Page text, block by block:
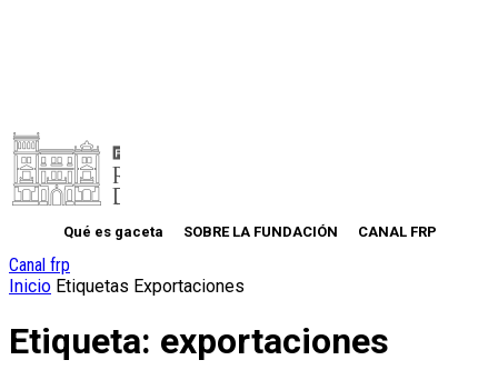
Qué es gaceta SOBRE LA FUNDACIÓN CANAL FRP
Canal frp
Inicio Etiquetas Exportaciones
Etiqueta: exportaciones